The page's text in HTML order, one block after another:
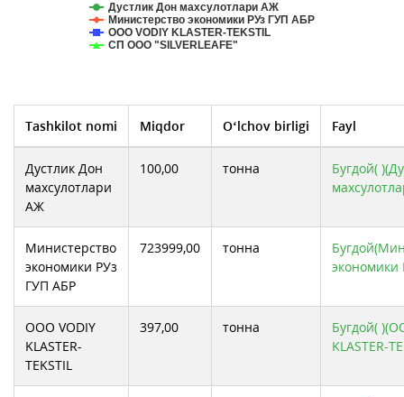
Дустлик Дон махсулотлари АЖ
Министерство экономики РУз ГУП АБР
ООО VODIY KLASTER-TEKSTIL
СП ООО "SILVERLEAFE"
Tashkilot nomi Miqdor O‘lchov birligi Fayl
Дустлик Дон
махсулотлари
АЖ
100,00 тонна
Бугдой(
Министерство
экономики РУз
ГУП АБР
723999,00 тонна
экономики
ООО VODIY
KLASTER-
TEKSTIL
397,00 тонна
Бугдой(
KLASTER-